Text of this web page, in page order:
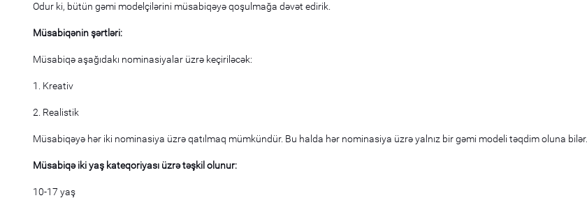
Odur ki, bütün gəmi modelçilərini müsabiqəyə qoşulmağa dəvət edirik.
Müsabiqənin şərtləri:
Müsabiqə aşağıdakı nominasiyalar üzrə keçiriləcək:
1. Kreativ
2. Realistik
Müsabiqəyə hər iki nominasiya üzrə qatılmaq mümkündür. Bu halda hər nominasiya üzrə yalnız bir gəmi modeli təqdim oluna bilər.
Müsabiqə iki yaş kateqoriyası üzrə təşkil olunur:
10-17 yaş